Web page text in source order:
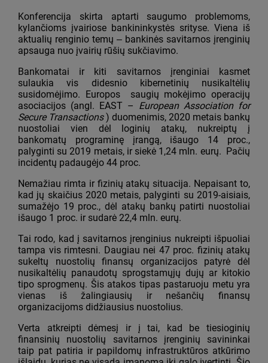
Konferencija skirta aptarti saugumo problemoms,
kylančioms įvairiose bankininkystės srityse. Viena iš
aktualių renginio temų ‒ bankinės savitarnos įrenginių
apsauga nuo įvairių rūšių sukčiavimo.
Bankomatai ir kiti savitarnos įrenginiai kasmet
sulaukia vis didesnio kibernetinių nusikaltėlių
susidomėjimo. Europos saugių mokėjimo operacijų
asociacijos (angl. EAST – European Association for
Secure Transactions) duomenimis, 2020 metais bankų
nuostoliai vien dėl loginių atakų, nukreiptų į
bankomatų programinę įrangą, išaugo 14 proc.,
palyginti su 2019 metais, ir siekė 1,24 mln. eurų. Pačių
incidentų padaugėjo 44 proc.
Nemažiau rimta ir fizinių atakų situacija. Nepaisant to,
kad jų skaičius 2020 metais, palyginti su 2019-aisiais,
sumažėjo 19 proc., dėl atakų bankų patirti nuostoliai
išaugo 1 proc. ir sudarė 22,4 mln. eurų.
Tai rodo, kad į savitarnos įrenginius nukreipti išpuoliai
tampa vis rimtesni. Daugiau nei 47 proc. fizinių atakų
sukeltų nuostolių finansų organizacijos patyrė dėl
nusikaltėlių panaudotų sprogstamųjų dujų ar kitokio
tipo sprogmenų. Šis atakos tipas pastaruoju metu yra
vienas iš žalingiausių ir nešančių finansų
organizacijoms didžiausius nuostolius.
Verta atkreipti dėmesį ir į tai, kad be tiesioginių
finansinių nuostolių savitarnos įrenginių savininkai
taip pat patiria ir papildomų infrastruktūros atkūrimo